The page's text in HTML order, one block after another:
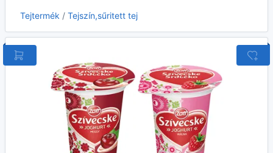
Tejtermék / Tejszín,sűritett tej